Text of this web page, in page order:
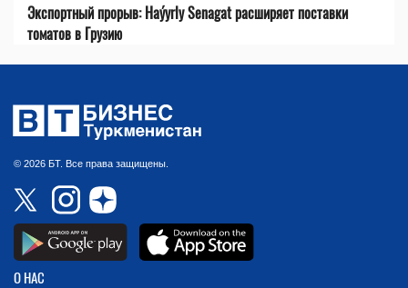
Экспортный прорыв: Haýyrly Senagat расширяет поставки
томатов в Грузию
© 2026 БТ. Все права защищены.
О НАС